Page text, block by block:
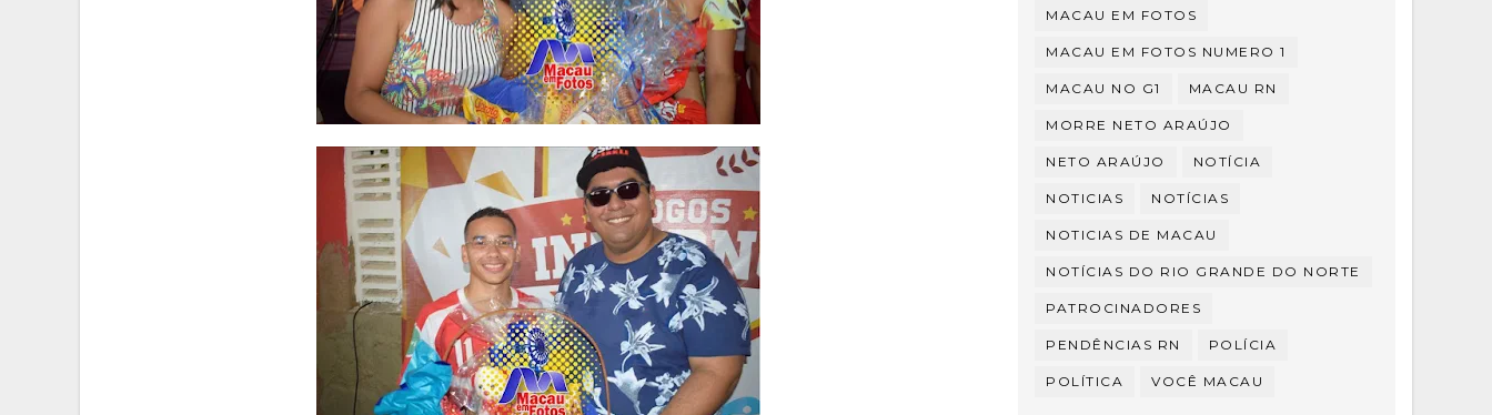
MACAU EM FOTOS
MACAU EM FOTOS NUMERO 1
MACAU NO G1 MACAU RN
MORRE NETO ARAÚJO
NETO ARAÚJO NOTÍCIA
NOTICIAS NOTÍCIAS
NOTICIAS DE MACAU
NOTÍCIAS DO RIO GRANDE DO NORTE
PATROCINADORES
PENDÊNCIAS RN POLÍCIA
POLÍTICA VOCÊ MACAU